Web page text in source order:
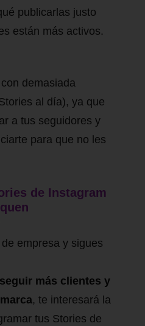
publicarlas justo
están más activos.
demasiada
al día), ya que
a tus seguidores y
para que no les
de Instagram
empresa y sigues
más clientes y
, te interesará la
tus Stories de